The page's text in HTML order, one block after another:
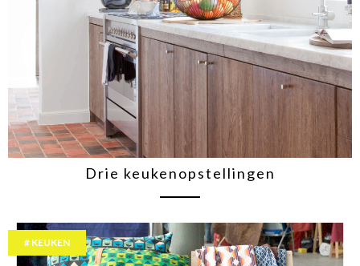
Drie keukenopstellingen
KEUKEN